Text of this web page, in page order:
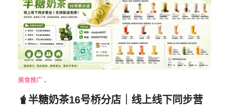
美食推广
🧋半糖奶茶16号桥分店｜线上线下同步营